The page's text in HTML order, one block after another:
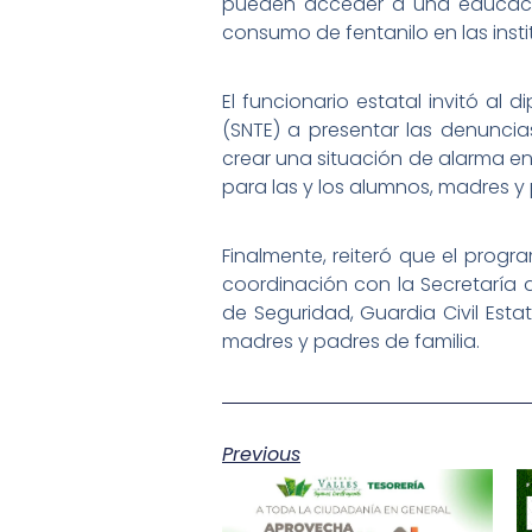
consumo de fentanilo en las
El funcionario estatal invitó al
(SNTE) a presentar las
crear una situación de alarma
para las y los alumnos, madres
Finalmente, reiteró que el
coordinación con la Secretaría
de Seguridad, Guardia Civil
madres y padres de familia.
Previous